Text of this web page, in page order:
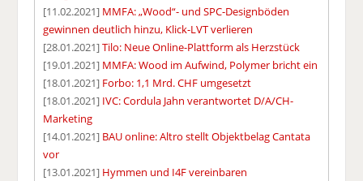
[11.02.2021] MMFA: „Wood“- und SPC-Designböden
gewinnen deutlich hinzu, Klick-LVT verlieren
[28.01.2021]Tilo: Neue Online-Plattform als Herzstück
[19.01.2021] MMFA: Wood im Aufwind, Polymer bricht ein
[18.01.2021] Forbo: 1,1 Mrd. CHF umgesetzt
[18.01.2021] IVC: Cordula Jahn verantwortet D/A/CH-
Marketing
[14.01.2021] BAU online: Altro stellt Objektbelag Cantata
vor
[13.01.2021] Hymmen und I4F vereinbaren